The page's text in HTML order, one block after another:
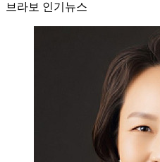
브라보 인기뉴스